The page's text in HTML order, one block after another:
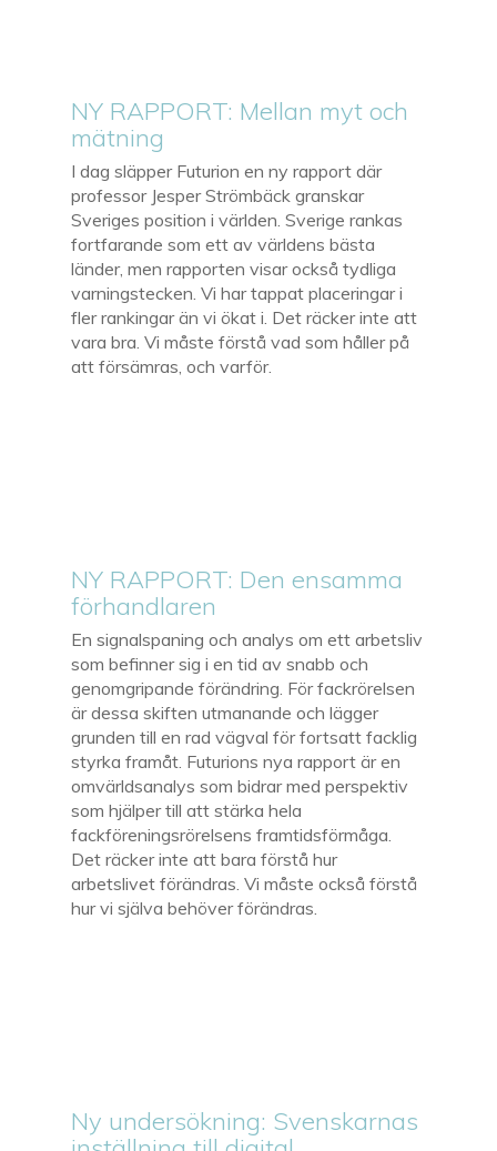
NY RAPPORT: Mellan myt och
mätning
I dag släpper Futurion en ny rapport där
professor Jesper Strömbäck granskar
Sveriges position i världen. Sverige rankas
fortfarande som ett av världens bästa
länder, men rapporten visar också tydliga
varningstecken. Vi har tappat placeringar i
fler rankingar än vi ökat i. Det räcker inte att
vara bra. Vi måste förstå vad som håller på
att försämras, och varför.
NY RAPPORT: Den ensamma
förhandlaren
En signalspaning och analys om ett arbetsliv
som befinner sig i en tid av snabb och
genomgripande förändring. För fackrörelsen
är dessa skiften utmanande och lägger
grunden till en rad vägval för fortsatt facklig
styrka framåt. Futurions nya rapport är en
omvärldsanalys som bidrar med perspektiv
som hjälper till att stärka hela
fackföreningsrörelsens framtidsförmåga.
Det räcker inte att bara förstå hur
arbetslivet förändras. Vi måste också förstå
hur vi själva behöver förändras.
Ny undersökning: Svenskarnas